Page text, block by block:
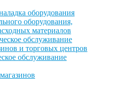
оборудования
оборудования,
материалов
обслуживание
и торговых центров
обслуживание